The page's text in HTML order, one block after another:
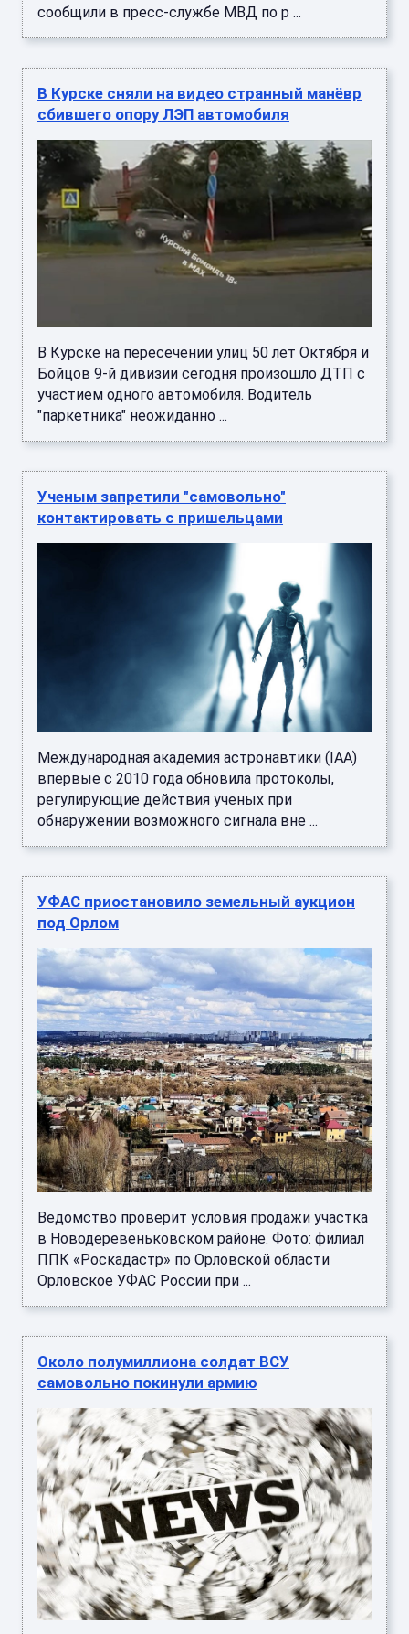
сообщили в пресс-службе МВД по р ...
В Курске сняли на видео странный манёвр
сбившего опору ЛЭП автомобиля
В Курске на пересечении улиц 50 лет Октября и
Бойцов 9-й дивизии сегодня произошло ДТП с
участием одного автомобиля. Водитель
"паркетника" неожиданно ...
Ученым запретили "самовольно"
контактировать с пришельцами
Международная академия астронавтики (IAA)
впервые с 2010 года обновила протоколы,
регулирующие действия ученых при
обнаружении возможного сигнала вне ...
УФАС приостановило земельный аукцион
под Орлом
Ведомство проверит условия продажи участка
в Новодеревеньковском районе. Фото: филиал
ППК «Роскадастр» по Орловской области
Орловское УФАС России при ...
Около полумиллиона солдат ВСУ
самовольно покинули армию